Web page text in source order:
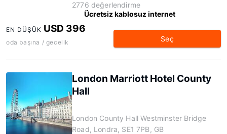
2776 değerlendirme
Ücretsiz kablosuz internet
EN DÜŞÜK USD 396
oda başına / gecelik Seç
London Marriott Hotel County
Hall
London County Hall Westminster Bridge
Road, Londra, SE1 7PB, GB